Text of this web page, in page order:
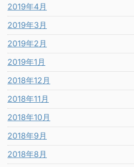
2019年4月
2019年3月
2019年2月
2019年1月
2018年12月
2018年11月
2018年10月
2018年9月
2018年8月